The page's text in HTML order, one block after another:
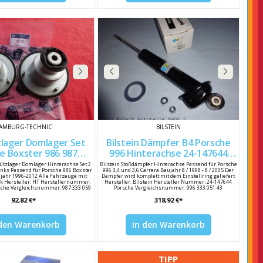
TECHNIC
Domlager Set
986 987
Hinterachse 98733305900
Domlager Hinterachse Set 2
Passend für Porsche 986 Boxster
1996-2012 Alle Fahrzeuge mit
Hersteller: HT Herstellernummer:
Vergleichsnummer: 987 333 059
92,82 €*
Warenkorb
BILSTEIN
Bilstein Dämpfer B4 Porsche
996 Hinterachse 24-147644
99633305148
Bilstein Stoßdämpfer Hinterachse Passend für Porsche
996 3,4 und 3,6 Carrera Baujahr 8 / 1998 - 8 / 2005 Der
Dämpfer wird komplett mit dem Einstellring geliefert
Hersteller: Bilstein Hersteller Nummer: 24-147644
Porsche Vergleichsnummer: 996 333 051 43
318,92 €*
In den Warenkorb
TIPP